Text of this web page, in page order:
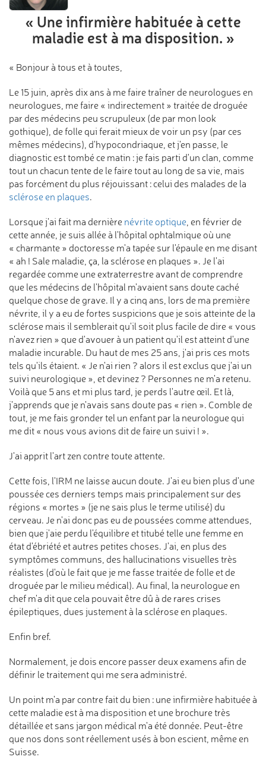
« Une infirmière habituée à cette
maladie est à ma disposition. »
« Bonjour à tous et à toutes,
Le 15 juin, après dix ans à me faire traîner de neurologues en
neurologues, me faire « indirectement » traitée de droguée
par des médecins peu scrupuleux (de par mon look
gothique), de folle qui ferait mieux de voir un psy (par ces
mêmes médecins), d'hypocondriaque, et j'en passe, le
diagnostic est tombé ce matin : je fais parti d'un clan, comme
tout un chacun tente de le faire tout au long de sa vie, mais
pas forcément du plus réjouissant : celui des malades de la
sclérose en plaques.
Lorsque j'ai fait ma dernière névrite optique, en février de
cette année, je suis allée à l'hôpital ophtalmique où une
« charmante » doctoresse m'a tapée sur l'épaule en me disant
« ah ! Sale maladie, ça, la sclérose en plaques ». Je l'ai
regardée comme une extraterrestre avant de comprendre
que les médecins de l'hôpital m'avaient sans doute caché
quelque chose de grave. Il y a cinq ans, lors de ma première
névrite, il y a eu de fortes suspicions que je sois atteinte de la
sclérose mais il semblerait qu'il soit plus facile de dire « vous
n'avez rien » que d'avouer à un patient qu'il est atteint d'une
maladie incurable. Du haut de mes 25 ans, j'ai pris ces mots
tels qu'ils étaient. « Je n'ai rien ? alors il est exclus que j'ai un
suivi neurologique », et devinez ? Personnes ne m'a retenu.
Voilà que 5 ans et mi plus tard, je perds l'autre œil. Et là,
j'apprends que je n'avais sans doute pas « rien ». Comble de
tout, je me fais gronder tel un enfant par la neurologue qui
me dit « nous vous avions dit de faire un suivi ! ».
J'ai apprit l'art zen contre toute attente.
Cette fois, l'IRM ne laisse aucun doute. J'ai eu bien plus d'une
poussée ces derniers temps mais principalement sur des
régions « mortes » (je ne sais plus le terme utilisé) du
cerveau. Je n'ai donc pas eu de poussées comme attendues,
bien que j'aie perdu l'équilibre et titubé telle une femme en
état d'ébriété et autres petites choses. J'ai, en plus des
symptômes communs, des hallucinations visuelles très
réalistes (d'où le fait que je me fasse traitée de folle et de
droguée par le milieu médical). Au final, la neurologue en
chef m'a dit que cela pouvait être dû à de rares crises
épileptiques, dues justement à la sclérose en plaques.
Enfin bref.
Normalement, je dois encore passer deux examens afin de
définir le traitement qui me sera administré.
Un point m'a par contre fait du bien : une infirmière habituée à
cette maladie est à ma disposition et une brochure très
détaillée et sans jargon médical m'a été donnée. Peut-être
que nos dons sont réellement usés à bon escient, même en
Suisse.